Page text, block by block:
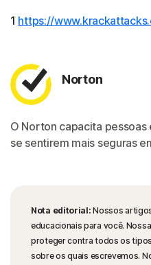
1 https://
Norton
O Norton capacita
se sentirem mais seguras
Nota editorial:Nossos
educacionais para você.
proteger contra todos os
sobre os quais escrevemos.